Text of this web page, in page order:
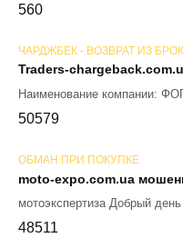
560
ЧАРДЖБЕК - ВОЗВРАТ ИЗ
Traders-
Наименование компании:
50579
ОБМАН ПРИ ПОКУПКЕ
moto-expo.com.ua
мотоэкспертиза Добрый
48511